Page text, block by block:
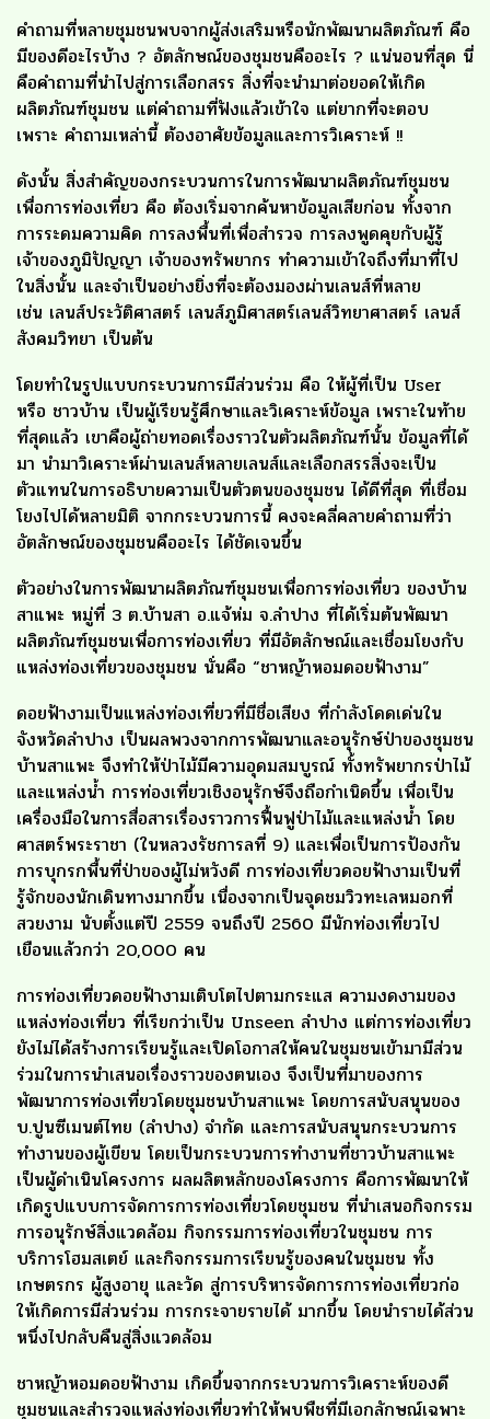
คำถามที่หลายชุมชนพบจากผู้ส่งเสริมหรือนักพัฒนาผลิตภัณฑ์ คือ
มีของดีอะไรบ้าง ? อัตลักษณ์ของชุมชนคืออะไร ? แน่นอนที่สุด นี่
คือคำถามที่นำไปสู่การเลือกสรร สิ่งที่จะนำมาต่อยอดให้เกิด
ผลิตภัณฑ์ชุมชน แต่คำถามที่ฟังแล้วเข้าใจ แต่ยากที่จะตอบ
เพราะ คำถามเหล่านี้ ต้องอาศัยข้อมูลและการวิเคราะห์ !!
ดังนั้น สิ่งสำคัญของกระบวนการในการพัฒนาผลิตภัณฑ์ชุมชน
เพื่อการท่องเที่ยว คือ ต้องเริ่มจากค้นหาข้อมูลเสียก่อน ทั้งจาก
การระดมความคิด การลงพื้นที่เพื่อสำรวจ การลงพูดคุยกับผู้รู้
เจ้าของภูมิปัญญา เจ้าของทรัพยากร ทำความเข้าใจถึงที่มาที่ไป
ในสิ่งนั้น และจำเป็นอย่างยิ่งที่จะต้องมองผ่านเลนส์ที่หลาย
เช่น เลนส์ประวัติศาสตร์ เลนส์ภูมิศาสตร์เลนส์วิทยาศาสตร์ เลนส์
สังคมวิทยา เป็นต้น
โดยทำในรูปแบบกระบวนการมีส่วนร่วม คือ ให้ผู้ที่เป็น User
หรือ ชาวบ้าน เป็นผู้เรียนรู้ศึกษาและวิเคราะห์ข้อมูล เพราะในท้าย
ที่สุดแล้ว เขาคือผู้ถ่ายทอดเรื่องราวในตัวผลิตภัณฑ์นั้น ข้อมูลที่ได้
มา นำมาวิเคราะห์ผ่านเลนส์หลายเลนส์และเลือกสรรสิ่งจะเป็น
ตัวแทนในการอธิบายความเป็นตัวตนของชุมชน ได้ดีที่สุด ที่เชื่อม
โยงไปได้หลายมิติ จากกระบวนการนี้ คงจะคลี่คลายคำถามที่ว่า
อัตลักษณ์ของชุมชนคืออะไร ได้ชัดเจนขึ้น
ตัวอย่างในการพัฒนาผลิตภัณฑ์ชุมชนเพื่อการท่องเที่ยว ของบ้าน
สาแพะ หมู่ที่ 3 ต.บ้านสา อ.แจ้ห่ม จ.ลำปาง ที่ได้เริ่มต้นพัฒนา
ผลิตภัณฑ์ชุมชนเพื่อการท่องเที่ยว ที่มีอัตลักษณ์และเชื่อมโยงกับ
แหล่งท่องเที่ยวของชุมชน นั่นคือ “ชาหญ้าหอมดอยฟ้างาม”
ดอยฟ้างามเป็นแหล่งท่องเที่ยวที่มีชื่อเสียง ที่กำลังโดดเด่นใน
จังหวัดลำปาง เป็นผลพวงจากการพัฒนาและอนุรักษ์ป่าของชุมชน
บ้านสาแพะ จึงทำให้ป่าไม้มีความอุดมสมบูรณ์ ทั้งทรัพยากรป่าไม้
และแหล่งน้ำ การท่องเที่ยวเชิงอนุรักษ์จึงถือกำเนิดขึ้น เพื่อเป็น
เครื่องมือในการสื่อสารเรื่องราวการฟื้นฟูป่าไม้และแหล่งน้ำ โดย
ศาสตร์พระราชา (ในหลวงรัชการลที่ 9) และเพื่อเป็นการป้องกัน
การบุกรกพื้นที่ป่าของผู้ไม่หวังดี การท่องเที่ยวดอยฟ้างามเป็นที่
รู้จักของนักเดินทางมากขึ้น เนื่องจากเป็นจุดชมวิวทะเลหมอกที่
สวยงาม นับตั้งแต่ปี 2559 จนถึงปี 2560 มีนักท่องเที่ยวไป
เยือนแล้วกว่า 20,000 คน
การท่องเที่ยวดอยฟ้างามเติบโตไปตามกระแส ความงดงามของ
แหล่งท่องเที่ยว ที่เรียกว่าเป็น Unseen ลำปาง แต่การท่องเที่ยว
ยังไม่ได้สร้างการเรียนรู้และเปิดโอกาสให้คนในชุมชนเข้ามามีส่วน
ร่วมในการนำเสนอเรื่องราวของตนเอง จึงเป็นที่มาของการ
พัฒนาการท่องเที่ยวโดยชุมชนบ้านสาแพะ โดยการสนับสนุนของ
บ.ปูนซีเมนต์ไทย (ลำปาง) จำกัด และการสนับสนุนกระบวนการ
ทำงานของผู้เขียน โดยเป็นกระบวนการทำงานที่ชาวบ้านสาแพะ
เป็นผู้ดำเนินโครงการ ผลผลิตหลักของโครงการ คือการพัฒนาให้
เกิดรูปแบบการจัดการการท่องเที่ยวโดยชุมชน ที่นำเสนอกิจกรรม
การอนุรักษ์สิ่งแวดล้อม กิจกรรมการท่องเที่ยวในชุมชน การ
บริการโฮมสเตย์ และกิจกรรมการเรียนรู้ของคนในชุมชน ทั้ง
เกษตรกร ผู้สูงอายุ และวัด สู่การบริหารจัดการการท่องเที่ยวก่อ
ให้เกิดการมีส่วนร่วม การกระจายรายได้ มากขึ้น โดยนำรายได้ส่วน
หนึ่งไปกลับคืนสู่สิ่งแวดล้อม
ชาหญ้าหอมดอยฟ้างาม เกิดขึ้นจากกระบวนการวิเคราะห์ของดี
ชุมชนและสำรวจแหล่งท่องเที่ยวทำให้พบพืชที่มีเอกลักษณ์เฉพาะ